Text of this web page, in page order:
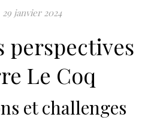
29 janvier 2024
perspectives
Le Coq
et challenges